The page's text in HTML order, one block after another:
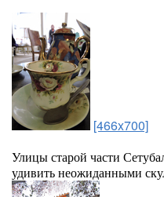
[466x700]
Улицы старой части
удивить неожиданными